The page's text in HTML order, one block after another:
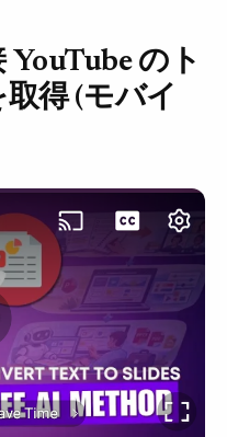
YouTube のト
得 (モバイ